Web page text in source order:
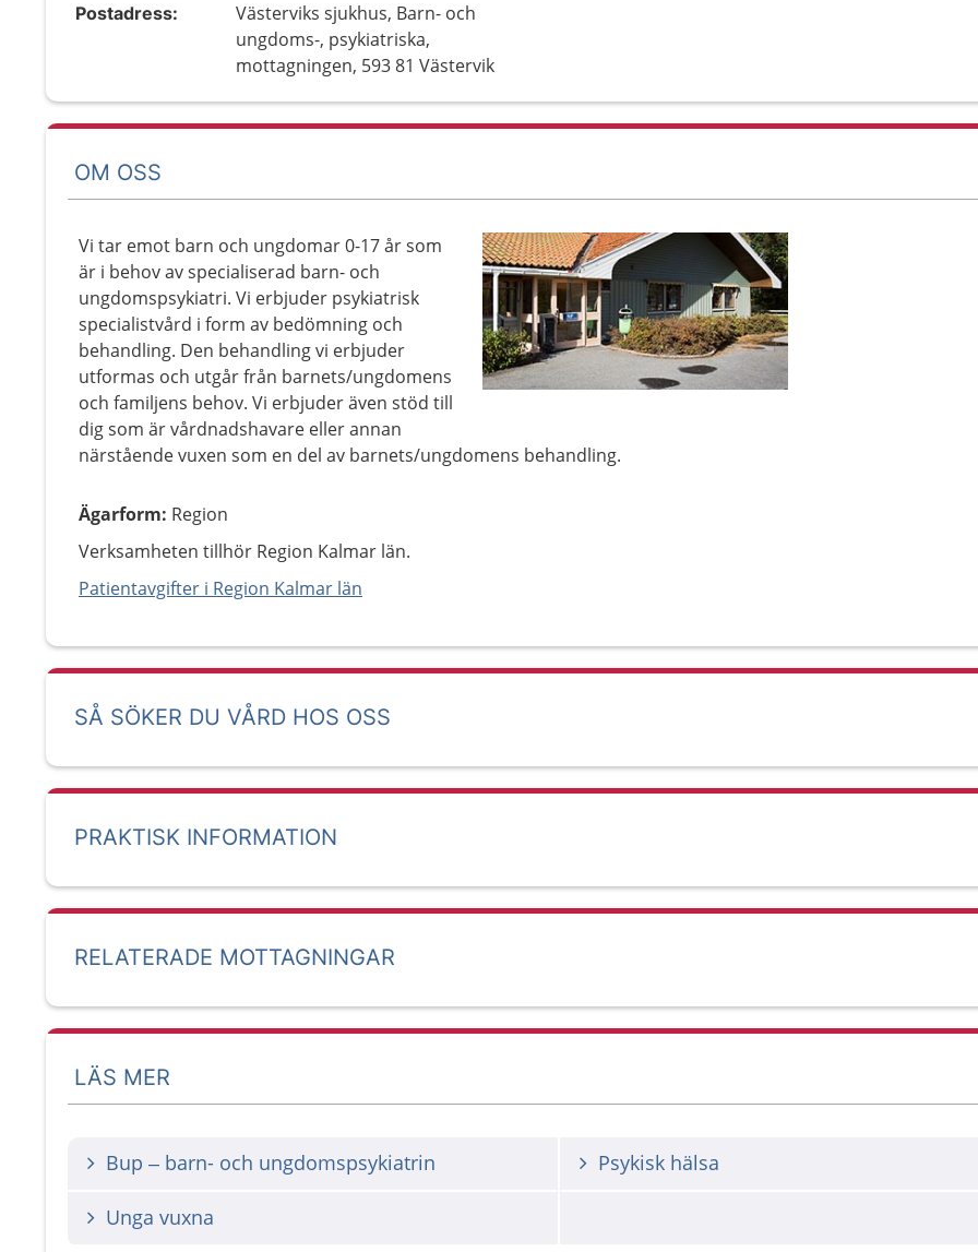
Postadress:
Västerviks sjukhus, Barn- och
ungdoms-, psykiatriska,
mottagningen, 593 81 Västervik
OM OSS
Vi tar emot barn och ungdomar 0-17 år som
är i behov av specialiserad barn- och
ungdomspsykiatri. Vi erbjuder psykiatrisk
specialistvård i form av bedömning och
behandling. Den behandling vi erbjuder
utformas och utgår från barnets/ungdomens
och familjens behov. Vi erbjuder även stöd till
dig som är vårdnadshavare eller annan
närstående vuxen som en del av barnets/ungdomens behandling.
Ägarform: Region
Verksamheten tillhör Region Kalmar län.
Patientavgifter i Region Kalmar län
SÅ SÖKER DU VÅRD HOS OSS
PRAKTISK INFORMATION
RELATERADE MOTTAGNINGAR
LÄS MER
Bup – barn- och ungdomspsykiatrin Psykisk hälsa
Unga vuxna